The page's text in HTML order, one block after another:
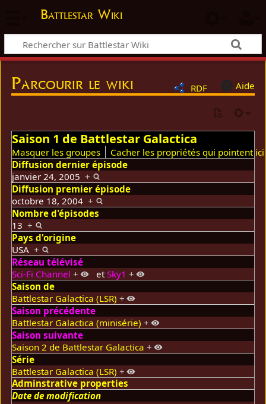
Battlestar Wiki
RDF Aide
Parcourir le wiki
Saison 1 de Battlestar Galactica
Masquer les groupes
Cacher les propriétés qui pointent ici
Diffusion dernier épisode
janvier 24, 2005 +
Diffusion premier épisode
octobre 18, 2004 +
Nombre d'épisodes
13+
Pays d'origine
USA+
Réseau télévisé
Sci-Fi Channel + etSky1 +
Saison de
Battlestar Galactica (LSR) +
Saison précédente
Battlestar Galactica (minisérie) +
Saison suivante
Saison 2 de Battlestar Galactica +
Série
Battlestar Galactica (LSR) +
Adminstrative properties
Date de modification